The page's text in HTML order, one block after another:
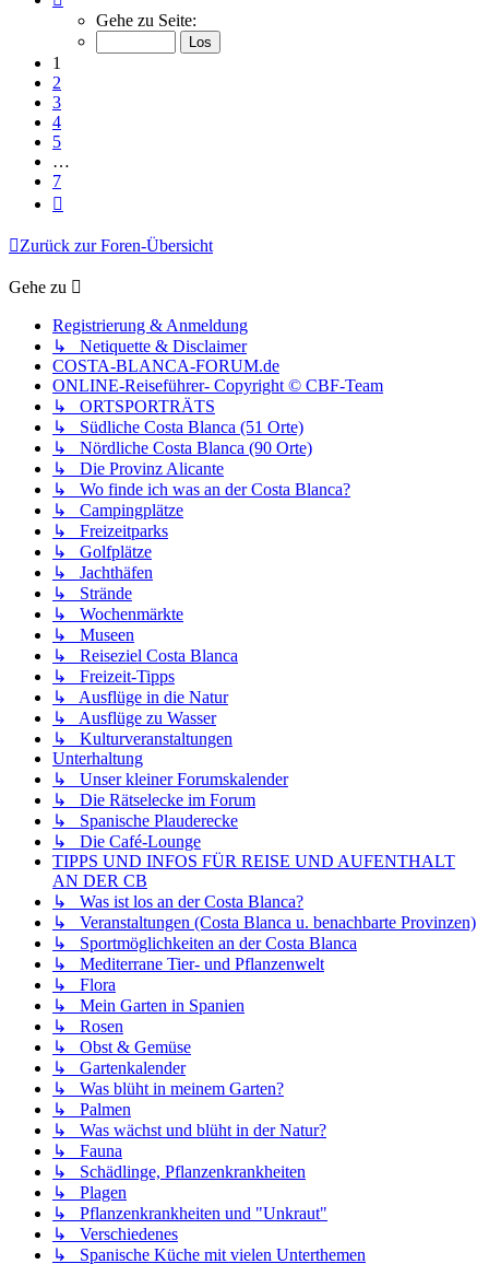
von
Gehe zu Seite:
1
2
3
4
5
…
7
Zurück zur Foren-Übersicht
Gehe zu
Registrierung & Anmeldung
↳ Netiquette & Disclaimer
COSTA-BLANCA-FORUM.de
ONLINE-Reiseführer- Copyright © CBF-Team
↳ ORTSPORTRÄTS
↳ Südliche Costa Blanca (51 Orte)
↳ Nördliche Costa Blanca (90 Orte)
↳ Die Provinz Alicante
↳ Wo finde ich was an der Costa Blanca?
↳ Campingplätze
↳ Freizeitparks
↳ Golfplätze
↳ Jachthäfen
↳ Strände
↳ Wochenmärkte
↳ Museen
↳ Reiseziel Costa Blanca
↳ Freizeit-Tipps
↳ Ausflüge in die Natur
↳ Ausflüge zu Wasser
↳ Kulturveranstaltungen
Unterhaltung
↳ Unser kleiner Forumskalender
↳ Die Rätselecke im Forum
↳ Spanische Plauderecke
↳ Die Café-Lounge
TIPPS UND INFOS FÜR REISE UND AUFENTHALT
AN DER CB
↳ Was ist los an der Costa Blanca?
↳ Veranstaltungen (Costa Blanca u. benachbarte Provinzen)
↳ Sportmöglichkeiten an der Costa Blanca
↳ Mediterrane Tier- und Pflanzenwelt
↳ Flora
↳ Mein Garten in Spanien
↳ Rosen
↳ Obst & Gemüse
↳ Gartenkalender
↳ Was blüht in meinem Garten?
↳ Palmen
↳ Was wächst und blüht in der Natur?
↳ Fauna
↳ Schädlinge, Pflanzenkrankheiten
↳ Plagen
↳ Pflanzenkrankheiten und "Unkraut"
↳ Verschiedenes
↳ Spanische Küche mit vielen Unterthemen